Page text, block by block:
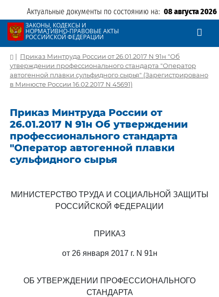
Актуальные документы по состоянию на: 08 августа 2026
ЗАКОНЫ, КОДЕКСЫ И
НОРМАТИВНО-ПРАВОВЫЕ АКТЫ
РОССИЙСКОЙ ФЕДЕРАЦИИ
| Приказ Минтруда России от 26.01.2017 N 91н "Об
утверждении профессионального стандарта "Оператор
автогенной плавки сульфидного сырья" (Зарегистрировано
в Минюсте России 16.02.2017 N 45691)
Приказ Минтруда России от
26.01.2017 N 91н Об утверждении
профессионального стандарта
"Оператор автогенной плавки
сульфидного сырья
МИНИСТЕРСТВО ТРУДА И СОЦИАЛЬНОЙ ЗАЩИТЫ
РОССИЙСКОЙ ФЕДЕРАЦИИ
ПРИКАЗ
от 26 января 2017 г. N 91н
ОБ УТВЕРЖДЕНИИ ПРОФЕССИОНАЛЬНОГО
СТАНДАРТА